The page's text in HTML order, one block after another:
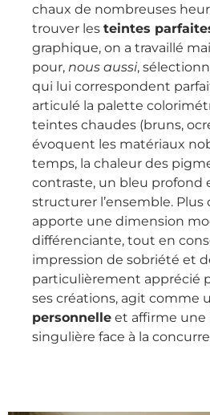
chaux de nombreuses
trouver les teintes
graphique, on a travaillé
pour, nous aussi,
qui lui correspondent
articulé la palette
teintes chaudes (bruns,
évoquent les matériaux
temps, la chaleur des
contraste, un bleu profond
structurer l’ensemble. Plus
apporte une dimension
différenciante, tout en
impression de sobriété et
particulièrement apprécié
ses créations, agit comme
personnelle et affirme
singulière face à la